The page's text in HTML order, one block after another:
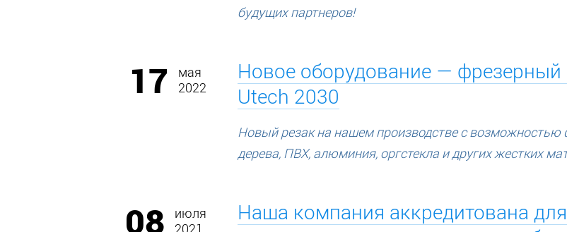
будущих партнеров!
17
мая
2022
Новое оборудование — фрезерный
Utech 2030
Новый резак на нашем производстве с возможностью
дерева, ПВХ, алюминия, оргстекла и других жестких
08
июля
Наша компания аккредитована